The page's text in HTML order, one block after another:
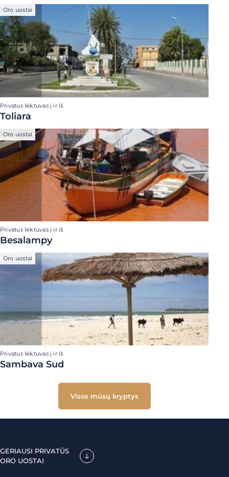
Oro uostai
Privatus lėktuvas į ir iš
Toliara
Oro uostai
Privatus lėktuvas į ir iš
Besalampy
Oro uostai
Privatus lėktuvas į ir iš
Sambava Sud
Visos mūsų kryptys
GERIAUSI PRIVATŪS
ORO UOSTAI